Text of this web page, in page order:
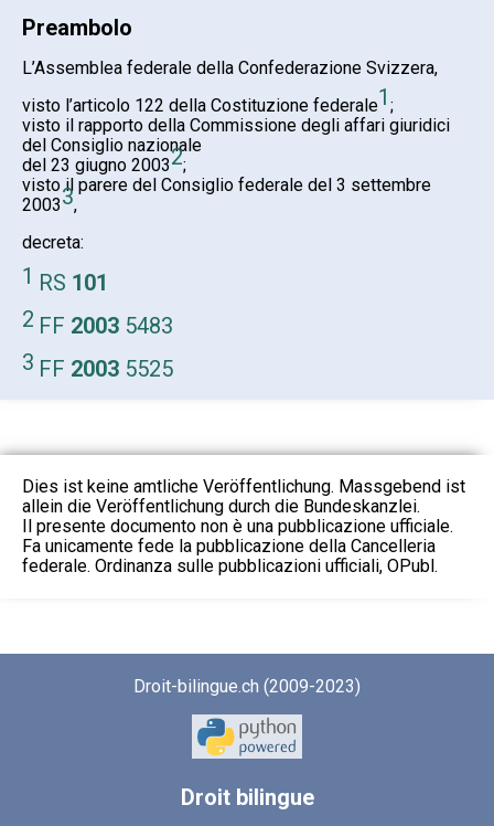
Preambolo
L’Assemblea federale della Confederazione Svizzera,
visto l’articolo 122 della Costituzione federale1 ;
visto il rapporto della Commissione degli affari giuridici
del Consiglio nazionale
del 23 giugno 20032;
visto il parere del Consiglio federale del 3 settembre
20033,
decreta:
1 RS 101
2 FF 2003 5483
3 FF 2003 5525
Dies ist keine amtliche Veröffentlichung. Massgebend ist
allein die Veröffentlichung durch die Bundeskanzlei.
Il presente documento non è una pubblicazione ufficiale.
Fa unicamente fede la pubblicazione della Cancelleria
federale. Ordinanza sulle pubblicazioni ufficiali, OPubl.
Droit-bilingue.ch (2009-2023)
Droitbilingue